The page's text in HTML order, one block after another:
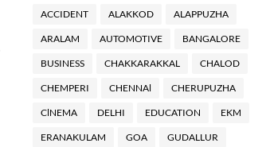
ACCIDENT ALAKKOD ALAPPUZHA
ARALAM AUTOMOTIVE BANGALORE
BUSINESS CHAKKARAKKAL CHALOD
CHEMPERI CHENNAl CHERUPUZHA
ClNEMA DELHI EDUCATION EKM
ERANAKULAM GOA GUDALLUR